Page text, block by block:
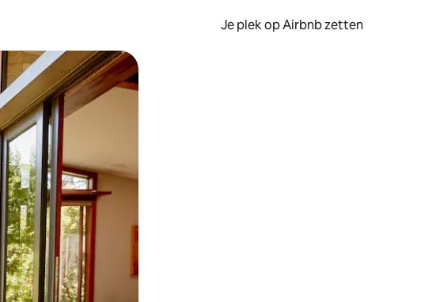
Je plek op Airbnb zetten
door te tikken of swipen.